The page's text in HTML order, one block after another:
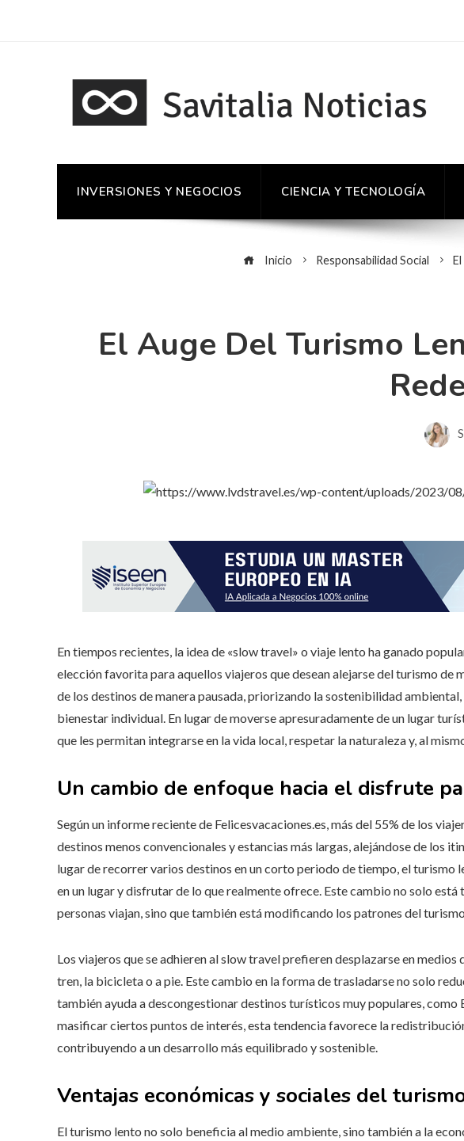
INVERSIONES Y NEGOCIOS CIENCIA Y TECNOLOGÍA
Inicio Responsabilidad Social
El Auge Del Turismo
En tiempos recientes, la idea de «slow travel» o viaje lento ha ganado
elección favorita para aquellos viajeros que desean alejarse del turismo de
de los destinos de manera pausada, priorizando la sostenibilidad
bienestar individual. En lugar de moverse apresuradamente de un lugar
que les permitan integrarse en la vida local, respetar la naturaleza y, al
Un cambio de enfoque hacia el disfrute
Según un informe reciente de Felicesvacaciones.es, más del 55% de los
destinos menos convencionales y estancias más largas, alejándose de los
lugar de recorrer varios destinos en un corto periodo de tiempo, el turismo
en un lugar y disfrutar de lo que realmente ofrece. Este cambio no solo está
personas viajan, sino que también está modificando los patrones del
Los viajeros que se adhieren al slow travel prefieren desplazarse en
tren, la bicicleta o a pie. Este cambio en la forma de trasladarse no solo
también ayuda a descongestionar destinos turísticos muy populares, como
masificar ciertos puntos de interés, esta tendencia favorece la
contribuyendo a un desarrollo más equilibrado y sostenible.
Ventajas económicas y sociales del
El turismo lento no solo beneficia al medio ambiente, sino también a la